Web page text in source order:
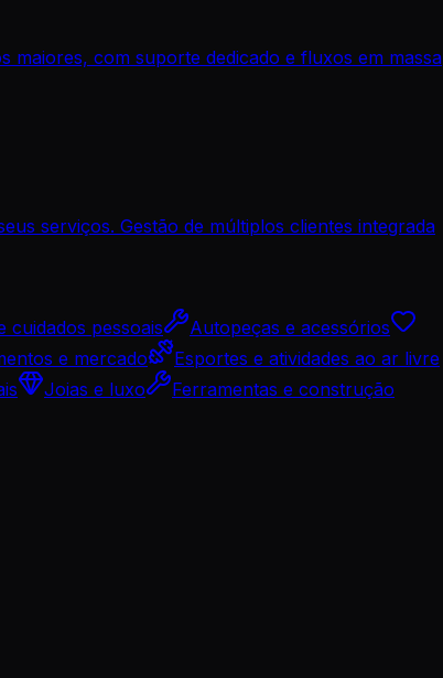
maiores, com suporte dedicado e fluxos em massa
serviços. Gestão de múltiplos clientes integrada
cuidados pessoais
Autopeças e acessórios
e mercado
Esportes e atividades ao ar livre
Joias e luxo
Ferramentas e construção